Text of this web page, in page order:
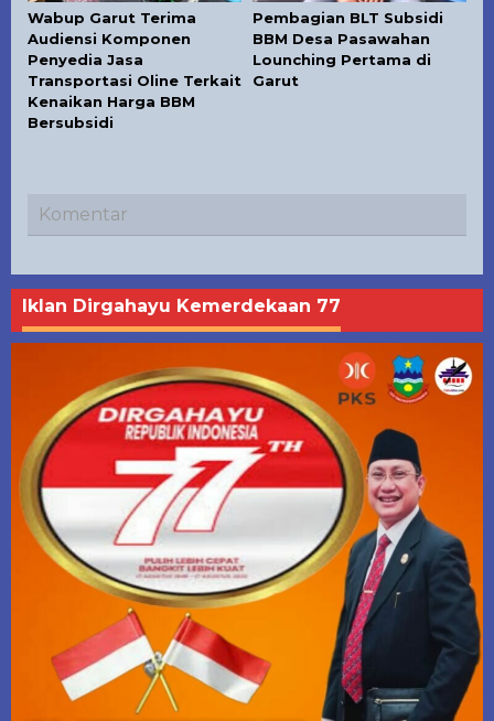
Wabup Garut Terima
Audiensi Komponen
Penyedia Jasa
Transportasi Oline Terkait
Kenaikan Harga BBM
Bersubsidi
Pembagian BLT Subsidi
BBM Desa Pasawahan
Lounching Pertama di
Garut
Komentar
Iklan Dirgahayu Kemerdekaan 77